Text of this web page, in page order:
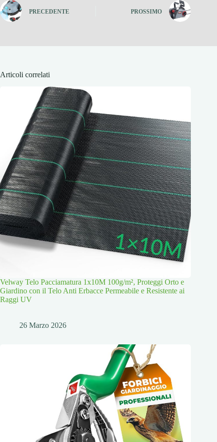
PRECEDENTE PROSSIMO
Articoli correlati
Velway Telo Pacciamatura 1x10M 100g/m², Proteggi Orto e
Giardino con il Telo Anti Erbacce Permeabile e Resistente ai
Raggi UV
26 Marzo 2026